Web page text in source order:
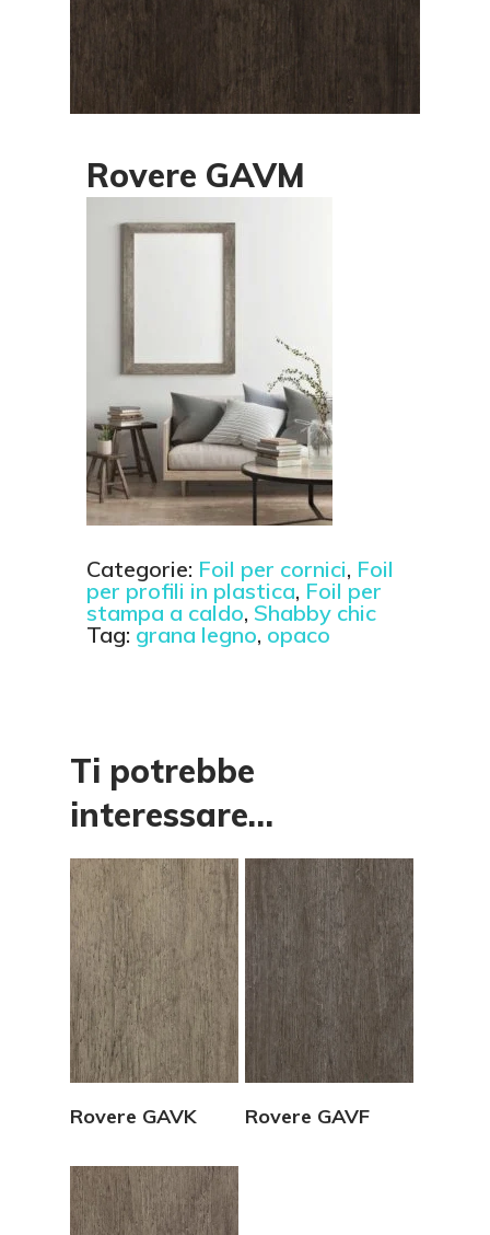
Rovere GAVM
Categorie: Foil per cornici, Foil
per profili in plastica, Foil per
stampa a caldo, Shabby chic
Tag: grana legno, opaco
Ti potrebbe
interessare…
Rovere GAVK Rovere GAVF